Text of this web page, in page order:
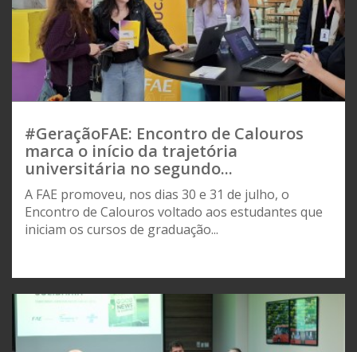
#GeraçãoFAE: Encontro de Calouros
marca o início da trajetória
universitária no segundo...
A FAE promoveu, nos dias 30 e 31 de julho, o
Encontro de Calouros voltado aos estudantes que
iniciam os cursos de graduação...